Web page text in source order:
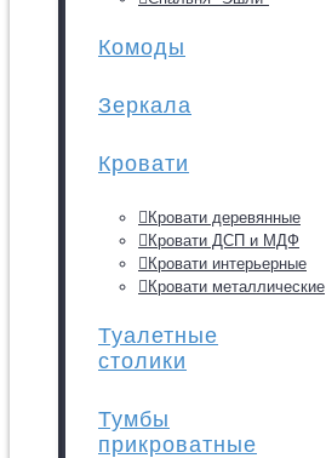
Комоды
Зеркала
Кровати
Кровати деревянные
Кровати ДСП и МДФ
Кровати интерьерные
Кровати металлические
Туалетные
столики
Тумбы
прикроватные